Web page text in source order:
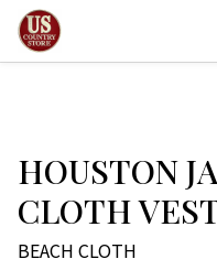
HOUSTON
CLOTH
BEACH CLOTH